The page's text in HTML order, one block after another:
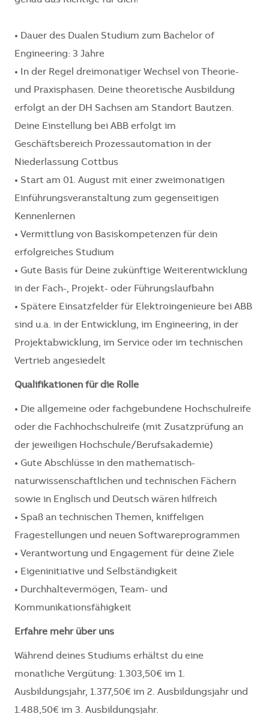
• Dauer des Dualen Studium zum Bachelor of
Engineering: 3 Jahre
• In der Regel dreimonatiger Wechsel von Theorie-
und Praxisphasen. Deine theoretische Ausbildung
erfolgt an der DH Sachsen am Standort Bautzen.
Deine Einstellung bei ABB erfolgt im
Geschäftsbereich Prozessautomation in der
Niederlassung Cottbus
• Start am 01. August mit einer zweimonatigen
Einführungsveranstaltung zum gegenseitigen
Kennenlernen
• Vermittlung von Basiskompetenzen für dein
erfolgreiches Studium
• Gute Basis für Deine zukünftige Weiterentwicklung
in der Fach-, Projekt- oder Führungslaufbahn
• Spätere Einsatzfelder für Elektroingenieure bei ABB
sind u.a. in der Entwicklung, im Engineering, in der
Projektabwicklung, im Service oder im technischen
Vertrieb angesiedelt
Qualifikationen für die Rolle
• Die allgemeine oder fachgebundene Hochschulreife
oder die Fachhochschulreife (mit Zusatzprüfung an
der jeweiligen Hochschule/Berufsakademie)
• Gute Abschlüsse in den mathematisch-
naturwissenschaftlichen und technischen Fächern
sowie in Englisch und Deutsch wären hilfreich
• Spaß an technischen Themen, kniffeligen
Fragestellungen und neuen Softwareprogrammen
• Verantwortung und Engagement für deine Ziele
• Eigeninitiative und Selbständigkeit
• Durchhaltevermögen, Team- und
Kommunikationsfähigkeit
Erfahre mehr über uns
Während deines Studiums erhältst du eine
monatliche Vergütung: 1.303,50€ im 1.
Ausbildungsjahr, 1.377,50€ im 2. Ausbildungsjahr und
1.488,50€ im 3. Ausbildungsjahr.